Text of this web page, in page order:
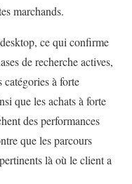
marchands.
ce qui confirme
de recherche actives,
catégories à forte
que les achats à forte
des performances
que les parcours
là où le client a